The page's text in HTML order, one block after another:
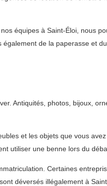
équipes à Saint-Éloi, nous
de la paperasse et
Antiquités, photos, bijoux,
et les objets que vous
utiliser une benne lors du
Certaines
déversés illégalement à